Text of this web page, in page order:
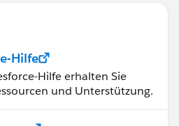
Hilfe
Hilfe erhalten Sie
und Unterstützung.